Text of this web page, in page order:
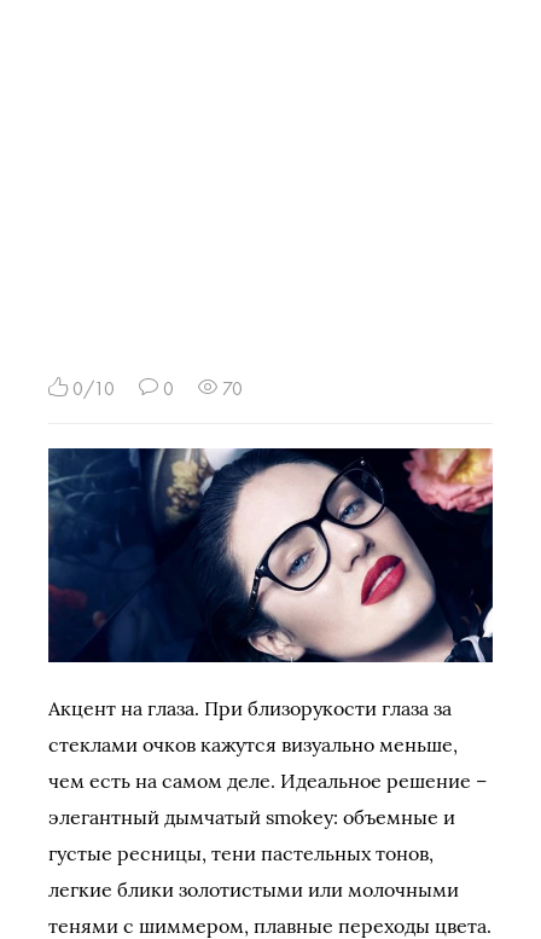
0/10 0 70
Акцент на глаза. При близорукости глаза за
стеклами очков кажутся визуально меньше,
чем есть на самом деле. Идеальное решение –
элегантный дымчатый smokey: объемные и
густые ресницы, тени пастельных тонов,
легкие блики золотистыми или молочными
тенями с шиммером, плавные переходы цвета.